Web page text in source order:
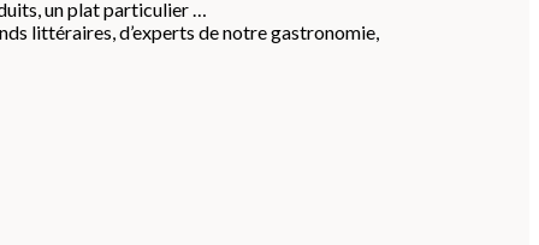
un plat particulier …
littéraires, d’experts de notre gastronomie,